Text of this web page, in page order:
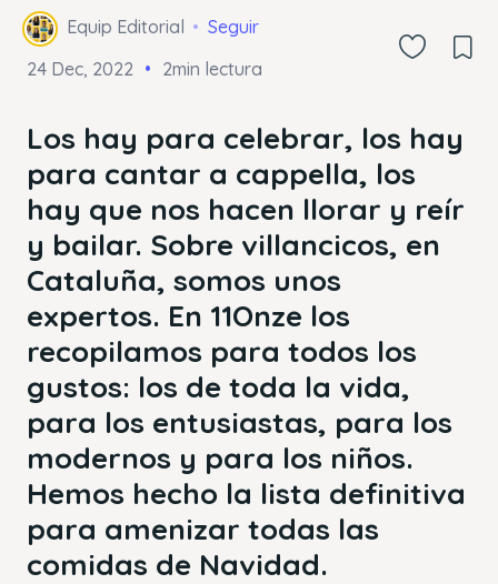
Equip Editorial
Seguir
24 Dec, 2022
2min lectura
Los hay para celebrar, los hay
para cantar a cappella, los
hay que nos hacen llorar y reír
y bailar. Sobre villancicos, en
Cataluña, somos unos
expertos. En 11Onze los
recopilamos para todos los
gustos: los de toda la vida,
para los entusiastas, para los
modernos y para los niños.
Hemos hecho la lista definitiva
para amenizar todas las
comidas de Navidad.